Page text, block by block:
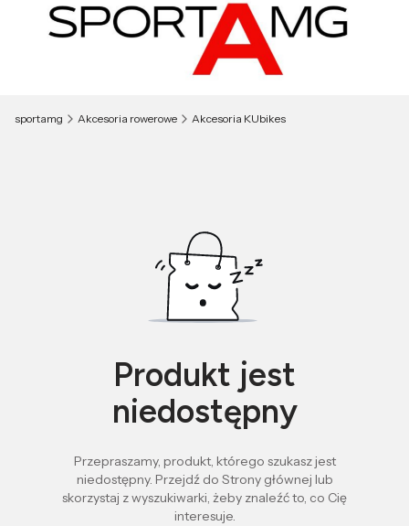
sportamg Akcesoria rowerowe Akcesoria KUbikes
Produkt jest
niedostępny
Przepraszamy, produkt, którego szukasz jest
niedostępny. Przejdź do Strony głównej lub
skorzystaj z wyszukiwarki, żeby znaleźć to, co Cię
interesuje.